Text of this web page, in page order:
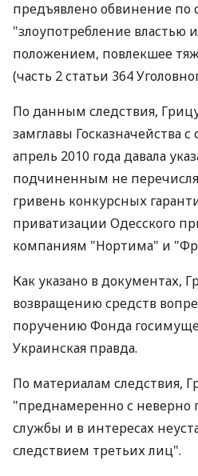
предъявлено обвинение по
"злоупотребление властью
положением, повлекшее
(часть 2 статьи 364
По данным следствия,
замглавы Госказначейства с
апрель 2010 года давала
подчиненным не
гривень конкурсных
приватизации Одесского
компаниям "Нортима" и
Как указано в документах,
возвращению средств
поручению Фонда
Украинская правда.
По материалам следствия,
"преднамеренно с неверно
службы и в интересах
следствием третьих лиц".